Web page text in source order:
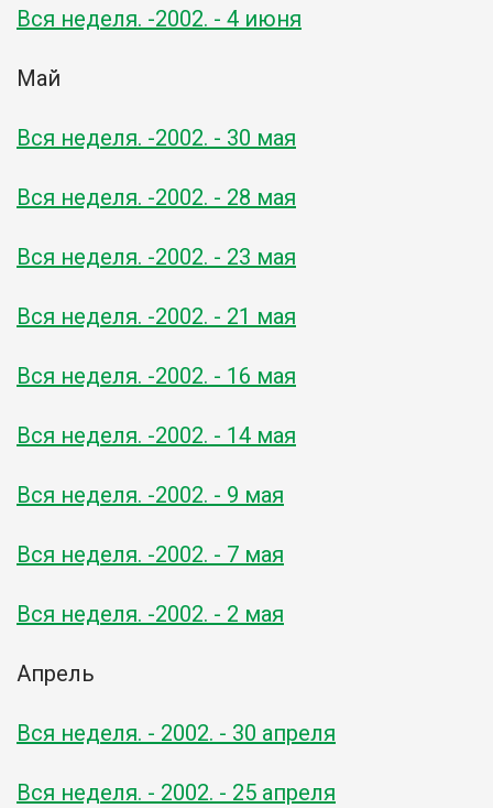
Вся неделя. -2002. - 4 июня
Май
Вся неделя. -2002. - 30 мая
Вся неделя. -2002. - 28 мая
Вся неделя. -2002. - 23 мая
Вся неделя. -2002. - 21 мая
Вся неделя. -2002. - 16 мая
Вся неделя. -2002. - 14 мая
Вся неделя. -2002. - 9 мая
Вся неделя. -2002. - 7 мая
Вся неделя. -2002. - 2 мая
Апрель
Вся неделя. - 2002. - 30 апреля
Вся неделя. - 2002. - 25 апреля